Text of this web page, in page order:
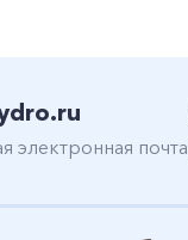
электронная почта